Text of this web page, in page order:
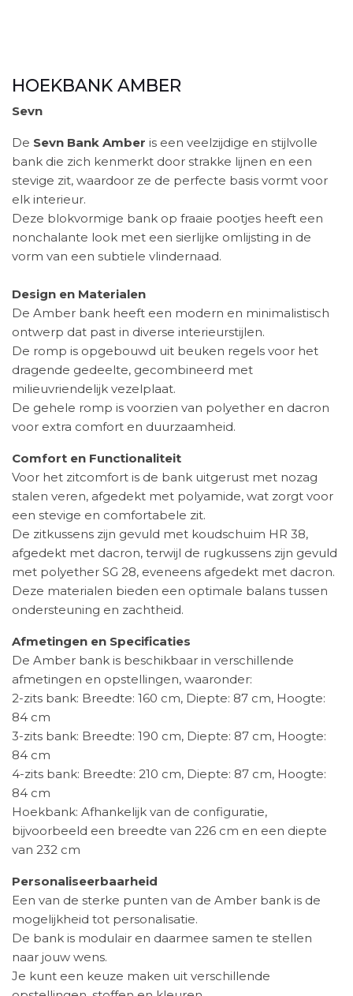
HOEKBANK AMBER
Sevn
De Sevn Bank Amber is een veelzijdige en stijlvolle
bank die zich kenmerkt door strakke lijnen en een
stevige zit, waardoor ze de perfecte basis vormt voor
elk interieur.
Deze blokvormige bank op fraaie pootjes heeft een
nonchalante look met een sierlijke omlijsting in de
vorm van een subtiele vlindernaad. ​
Design en Materialen
De Amber bank heeft een modern en minimalistisch
ontwerp dat past in diverse interieurstijlen.
De romp is opgebouwd uit beuken regels voor het
dragende gedeelte, gecombineerd met
milieuvriendelijk vezelplaat.
De gehele romp is voorzien van polyether en dacron
voor extra comfort en duurzaamheid. ​
Comfort en Functionaliteit
Voor het zitcomfort is de bank uitgerust met nozag
stalen veren, afgedekt met polyamide, wat zorgt voor
een stevige en comfortabele zit.
De zitkussens zijn gevuld met koudschuim HR 38,
afgedekt met dacron, terwijl de rugkussens zijn gevuld
met polyether SG 28, eveneens afgedekt met dacron.
Deze materialen bieden een optimale balans tussen
ondersteuning en zachtheid. ​
Afmetingen en Specificaties
De Amber bank is beschikbaar in verschillende
afmetingen en opstellingen, waaronder:​
2-zits bank: Breedte: 160 cm, Diepte: 87 cm, Hoogte:
84 cm​
3-zits bank: Breedte: 190 cm, Diepte: 87 cm, Hoogte:
84 cm​
4-zits bank: Breedte: 210 cm, Diepte: 87 cm, Hoogte:
84 cm​
Hoekbank: Afhankelijk van de configuratie,
bijvoorbeeld een breedte van 226 cm en een diepte
van 232 cm ​
Personaliseerbaarheid
Een van de sterke punten van de Amber bank is de
mogelijkheid tot personalisatie.
De bank is modulair en daarmee samen te stellen
naar jouw wens.
Je kunt een keuze maken uit verschillende